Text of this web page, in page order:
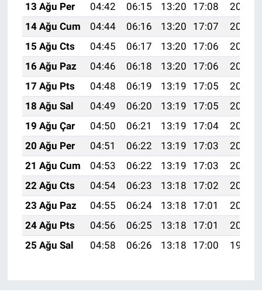
13 Ağu Per
04:42 06:15 13:20 17:08
20:15
14 Ağu Cum
04:44 06:16 13:20 17:07
20:14
15 Ağu Cts
04:45 06:17 13:20 17:06
20:13
16 Ağu Paz
04:46 06:18 13:20 17:06
20:11
17 Ağu Pts
04:48 06:19 13:19 17:05
20:10
18 Ağu Sal
04:49 06:20 13:19 17:05
20:09
19 Ağu Çar
04:50 06:21 13:19 17:04
20:07
20 Ağu Per
04:51 06:22 13:19 17:03
20:06
21 Ağu Cum
04:53 06:22 13:19 17:03
20:05
22 Ağu Cts
04:54 06:23 13:18 17:02
20:03
23 Ağu Paz
04:55 06:24 13:18 17:01
20:02
24 Ağu Pts
04:56 06:25 13:18 17:01
20:01
25 Ağu Sal
04:58 06:26 13:18 17:00 19:59